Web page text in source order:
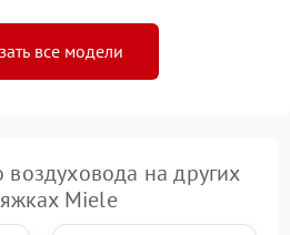
все модели
воздуховода на других
Miele